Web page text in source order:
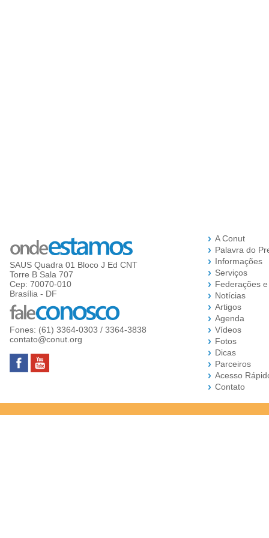
SAUS Quadra 01 Bloco J Ed CNT
Torre B Sala 707
Cep: 70070-010
Brasília - DF
Fones: (61) 3364-0303 / 3364-3838
contato@conut.org
A Conut
Palavra do
Informações
Serviços
Federações
Notícias
Artigos
Agenda
Vídeos
Fotos
Dicas
Parceiros
Acesso
Contato